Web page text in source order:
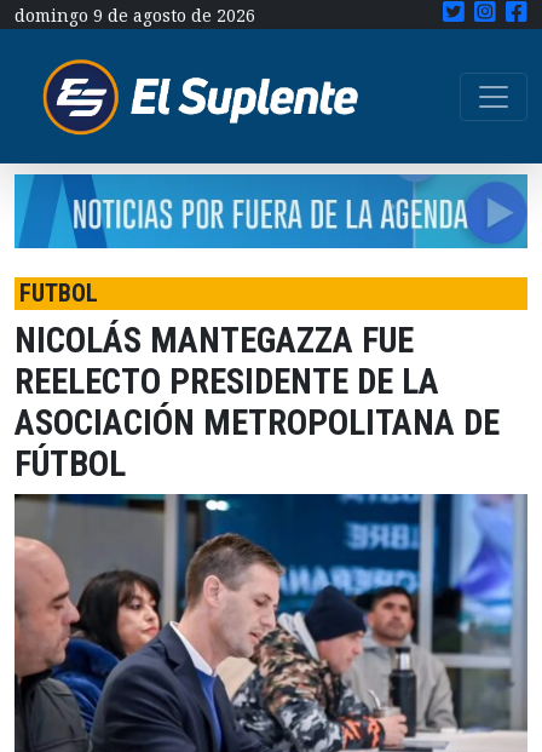
domingo 9 de agosto de 2026
FUTBOL
NICOLÁS MANTEGAZZA FUE
REELECTO PRESIDENTE DE LA
ASOCIACIÓN METROPOLITANA DE
FÚTBOL